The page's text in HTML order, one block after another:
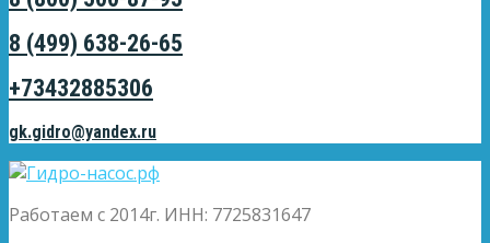
8 (499) 638-26-65
+73432885306
gk.gidro@yandex.ru
Работаем с 2014г. ИНН: 7725831647